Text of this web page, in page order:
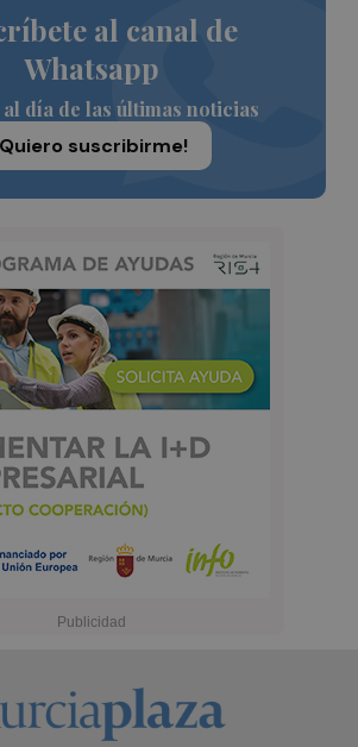
al canal de
Whatsapp
día de las últimas noticias
suscribirme!